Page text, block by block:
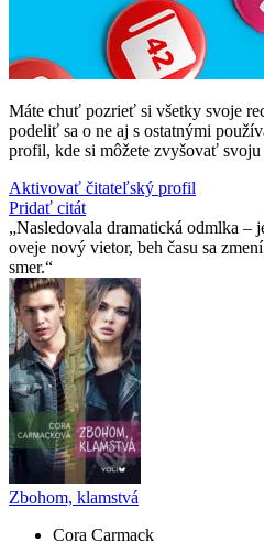
Máte chuť pozrieť si všetky svoje
podeliť sa o ne aj s ostatnými
profil, kde si môžete zvyšovať
Aktivovať čitateľský profil
Pridať citát
Nasledovala dramatická odmlka
oveje nový vietor, beh času sa
smer.
Zbohom, klamstvá
Cora Carmack